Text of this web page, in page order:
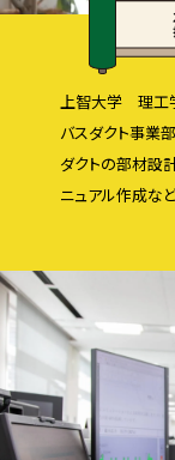
上智大学 理工
バスダクト事業
ダクトの部材設
ニュアル作成な